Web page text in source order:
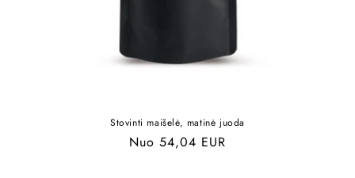
Stovinti maišelė, matinė juoda
Įprasta
Nuo 54,04 EUR